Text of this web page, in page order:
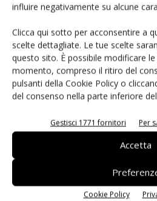
influire negativamente su alcune
Clicca qui sotto per acconsentire a
scelte dettagliate. Le tue scelte
questo sito. È possibile modificare
momento, compreso il ritiro del
pulsanti della Cookie Policy o
del consenso nella parte inferiore
Gestisci 1771 fornitori Per
Accetta
Cookie Policy
Edicola web